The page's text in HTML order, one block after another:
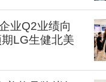
业Q2业绩向
LG生健北美